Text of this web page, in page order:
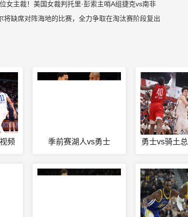
女主裁！美国女裁判托里·彭索主哨A组捷克vs南非
将缺席对阵海地的比赛，全力争取在淘汰赛阶段复出
频 季前赛湖人vs勇士 勇士vs骑土